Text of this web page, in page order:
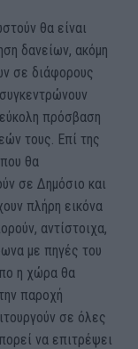
θα είναι
δανείων, ακόμη
σε διάφορους
πρόσβαση
τους. Επί της
θα
σε Δημόσιο και
πλήρη εικόνα
αντίστοιχα,
με πηγές του
η χώρα θα
παροχή
σε όλες
να επιτρέψει